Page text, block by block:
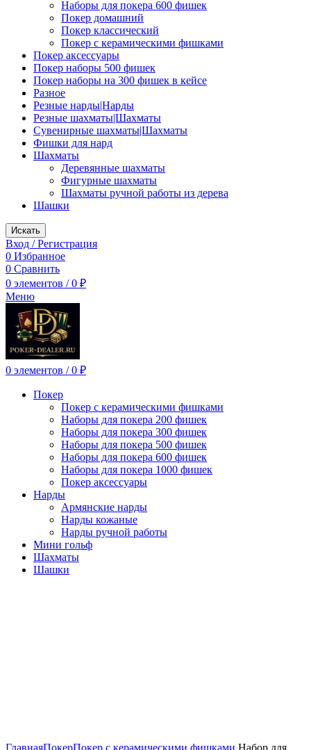
Наборы для покера 600 фишек
Покер домашний
Покер классический
Покер с керамическими фишками
Покер аксессуары
Покер наборы 500 фишек
Покер наборы на 300 фишек в кейсе
Разное
Резные нарды|Нарды
Резные шахматы|Шахматы
Сувенирные шахматы|Шахматы
Фишки для нард
Шахматы
Деревянные шахматы
Фигурные шахматы
Шахматы ручной работы из дерева
Шашки
Искать
Вход / Регистрация
0 Избранное
0 Сравнить
0 элементов / 0 ₽
Меню
0 элементов / 0 ₽
Покер
Покер с керамическими фишками
Наборы для покера 200 фишек
Наборы для покера 300 фишек
Наборы для покера 500 фишек
Наборы для покера 600 фишек
Наборы для покера 1000 фишек
Покер аксессуары
Нарды
Армянские нарды
Нарды кожаные
Нарды ручной работы
Мини гольф
Шахматы
Шашки